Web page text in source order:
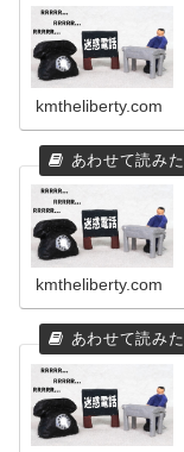
kmtheliberty.com
kmtheliberty.com